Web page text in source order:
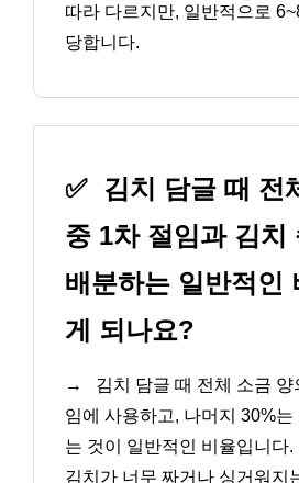
따라 다르지만, 일반적으로
당합니다.
✅ 김치 담글 때 전
중 1차 절임과 김치
배분하는 일반적인
게 되나요?
→
김치 담글 때 전체 소금 양
임에 사용하고, 나머지 30%는
는 것이 일반적인 비율입니다.
김치가 너무 짜거나 싱거워지